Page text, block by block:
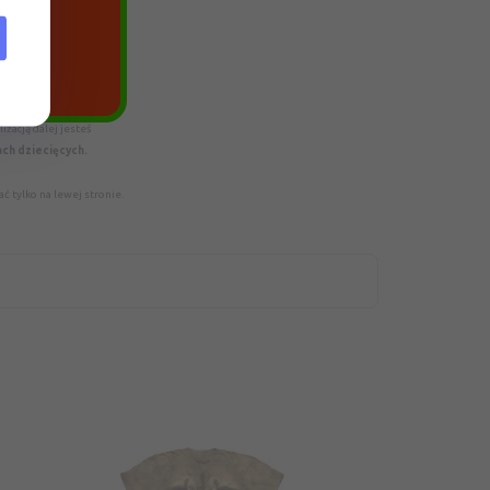
dalej jesteś
dziecięcych.
tylko na lewej stronie.